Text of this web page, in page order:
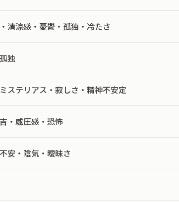
清涼感・憂鬱・孤独・冷たさ
独
ステリアス・寂しさ・精神不安定
・威圧感・恐怖
安・陰気・曖昧さ